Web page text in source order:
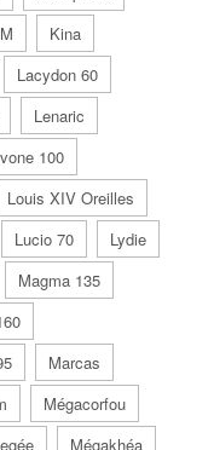
Kina
Lacydon 60
Lenaric
100
Louis XIV Oreilles
Lucio 70
Lydie
Magma 135
Marcas
Mégacorfou
Mégakhéa